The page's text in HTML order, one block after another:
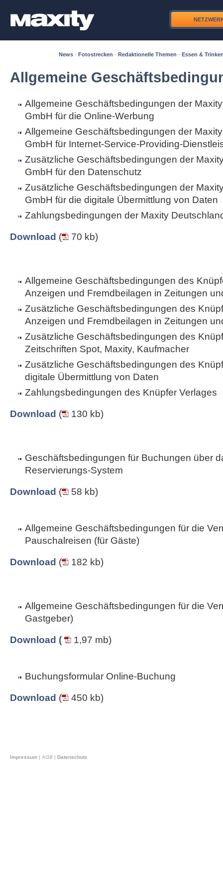
News · Fotostrecken · Redaktionelle Themen · Essen &
Allgemeine
Allgemeine Geschäftsbedingungen der
GmbH für die Online-Werbung
Allgemeine Geschäftsbedingungen der
GmbH für Internet-Service-Providing-
Zusätzliche Geschäftsbedingungen der
GmbH für den Datenschutz
Zusätzliche Geschäftsbedingungen der
GmbH für die digitale Übermittlung von Daten
Zahlungsbedingungen der Maxity
Download ( 70 kb)
Allgemeine Geschäftsbedingungen des
Anzeigen und Fremdbeilagen in Zeitungen
Zusätzliche Geschäftsbedingungen des
Anzeigen und Fremdbeilagen in Zeitungen
Zusätzliche Geschäftsbedingungen des
Zeitschriften Spot, Maxity, Kaufmacher
Zusätzliche Geschäftsbedingungen des
digitale Übermittlung von Daten
Zahlungsbedingungen des Knüpfer Verlages
Download ( 130 kb)
Geschäftsbedingungen für Buchungen über
Reservierungs-System
Download ( 58 kb)
Allgemeine Geschäftsbedingungen für die
Pauschalreisen (für Gäste)
Download ( 182 kb)
Allgemeine Geschäftsbedingungen für die
Gastgeber)
Download ( 1,97 mb)
Buchungsformular Online-Buchung
Download ( 450 kb)
Impressum | AGB | Datenschutz